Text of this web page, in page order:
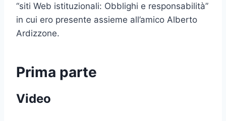
“siti Web istituzionali: Obblighi e responsabilità”
in cui ero presente assieme all’amico Alberto
Ardizzone.
Prima parte
Video